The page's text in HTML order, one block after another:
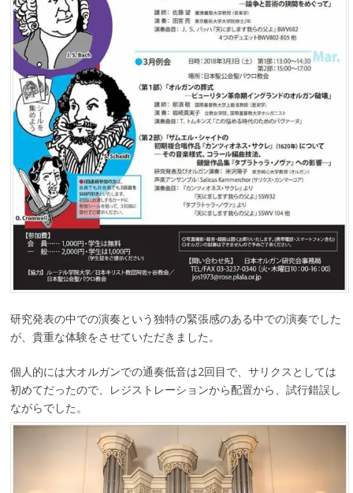
研究発表の中での演奏という独特の緊張感のある中での演奏でした
が、貴重な体験をさせていただきました。
個人的には大オルガンでの通奏低音は2回目で、サリクスとしては
初めてだったので、レジストレーションから配置から、試行錯誤し
ながらでした。